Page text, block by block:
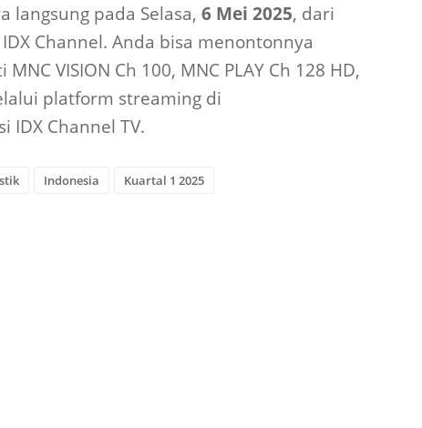
langsung pada Selasa, 6 Mei 2025, dari
Channel. Anda bisa menontonnya
VISION Ch 100, MNC PLAY Ch 128 HD,
platform streaming di
IDX Channel TV.
Indonesia Kuartal 1 2025